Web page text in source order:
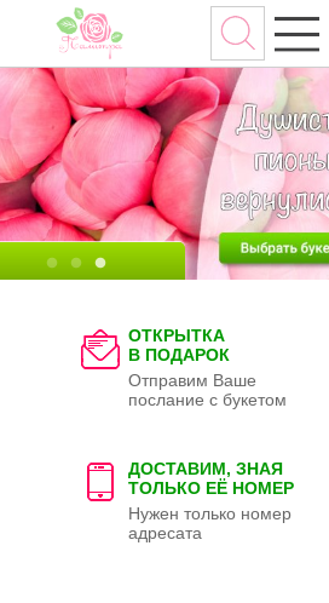
ОТКРЫТКА
В ПОДАРОК
Отправим Ваше
послание с букетом
ДОСТАВИМ, ЗНАЯ
ТОЛЬКО ЕЁ НОМЕР
Нужен только номер
адресата